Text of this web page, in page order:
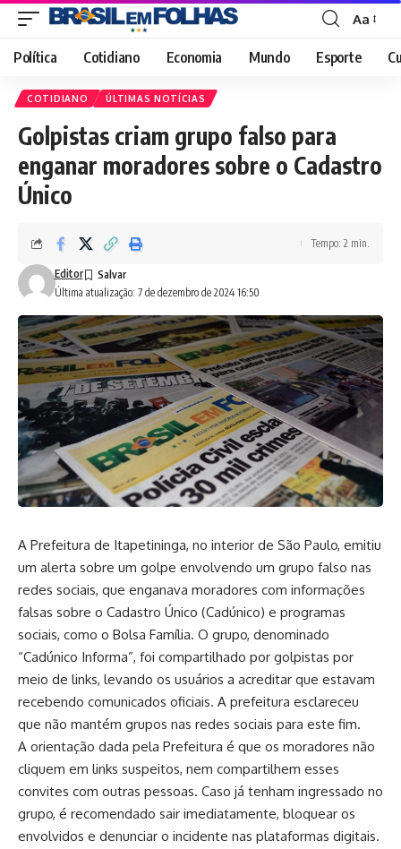
Font
Resizer
Aa
Política Cotidiano Economia Mundo Esporte
COTIDIANO ÚLTIMAS NOTÍCIAS
Golpistas criam grupo falso para
enganar moradores sobre o Cadastro
Único
Última atualização: 7 de dezembro de 2024 16:50
Editor
Tempo: 2 min.
A Prefeitura de Itapetininga, no interior de São Paulo, emitiu
um alerta sobre um golpe envolvendo um grupo falso nas
redes sociais, que enganava moradores com informações
falsas sobre o Cadastro Único (Cadúnico) e programas
sociais, como o Bolsa Família. O grupo, denominado
“Cadúnico Informa”, foi compartilhado por golpistas por
meio de links, levando os usuários a acreditar que estavam
recebendo comunicados oficiais. A prefeitura esclareceu
que não mantém grupos nas redes sociais para este fim.
A orientação dada pela Prefeitura é que os moradores não
cliquem em links suspeitos, nem compartilhem esses
convites com outras pessoas. Caso já tenham ingressado no
grupo, é recomendado sair imediatamente, bloquear os
envolvidos e denunciar o incidente nas plataformas digitais.